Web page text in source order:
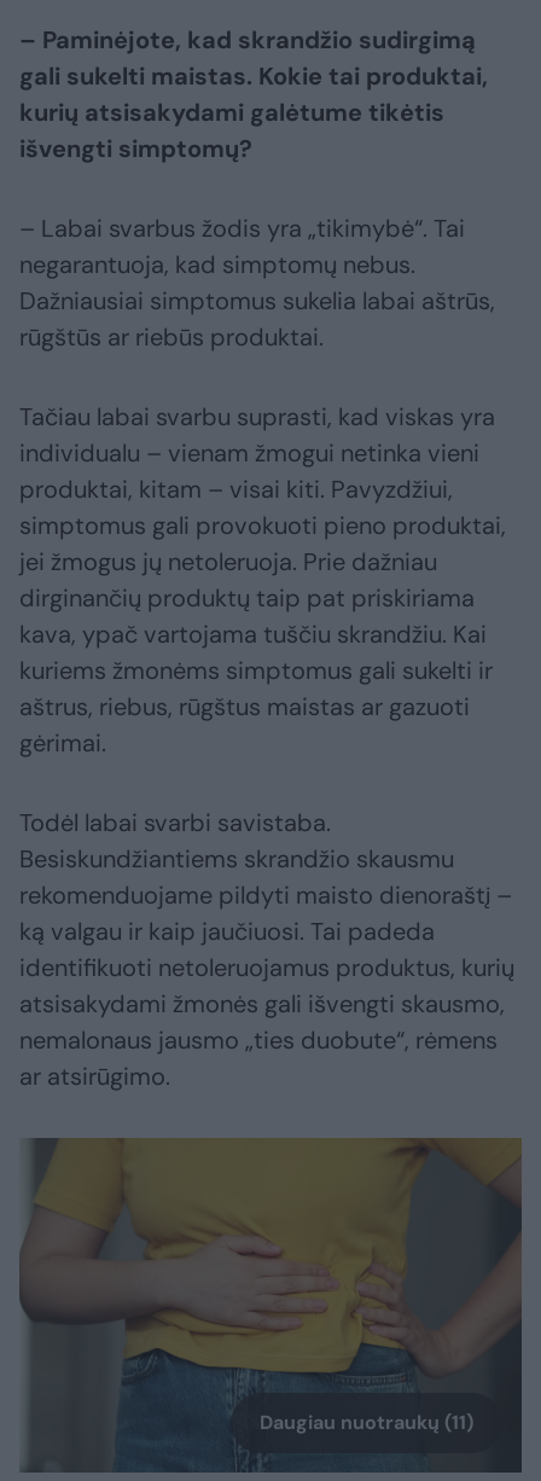
– Paminėjote, kad skrandžio sudirgimą
gali sukelti maistas. Kokie tai produktai,
kurių atsisakydami galėtume tikėtis
išvengti simptomų?
– Labai svarbus žodis yra „tikimybė“. Tai
negarantuoja, kad simptomų nebus.
Dažniausiai simptomus sukelia labai aštrūs,
rūgštūs ar riebūs produktai.
Tačiau labai svarbu suprasti, kad viskas yra
individualu – vienam žmogui netinka vieni
produktai, kitam – visai kiti. Pavyzdžiui,
simptomus gali provokuoti pieno produktai,
jei žmogus jų netoleruoja. Prie dažniau
dirginančių produktų taip pat priskiriama
kava, ypač vartojama tuščiu skrandžiu. Kai
kuriems žmonėms simptomus gali sukelti ir
aštrus, riebus, rūgštus maistas ar gazuoti
gėrimai.
Todėl labai svarbi savistaba.
Besiskundžiantiems skrandžio skausmu
rekomenduojame pildyti maisto dienoraštį –
ką valgau ir kaip jaučiuosi. Tai padeda
identifikuoti netoleruojamus produktus, kurių
atsisakydami žmonės gali išvengti skausmo,
nemalonaus jausmo „ties duobute“, rėmens
ar atsirūgimo.
Daugiau nuotraukų (11)